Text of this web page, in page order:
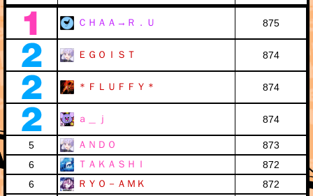
ＣＨＡＡ→Ｒ．Ｕ 875
ＥＧＯＩＳＴ 874
＊ＦＬＵＦＦＹ＊ 874
ａ＿ｊ 874
5 ＡＮＤＯ
873
6
ＴＡＫＡＳＨＩ
872
6
ＲＹＯ－ＡＭＫ
872